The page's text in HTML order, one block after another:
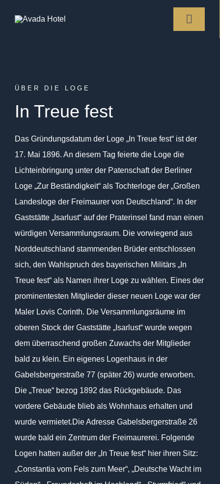
Toggle
Freimaurerei
Kontakt
ÜBER DIE LOGE
In Treue fest
Das Gründungsdatum der Loge „In Treue fest“ ist der
17. Mai 1896. An diesem Tag feierte die Loge die
Lichteinbringung unter der Patenschaft der Berliner
Loge „Zur Beständigkeit“ als Tochterloge der „Großen
Landesloge der Freimaurer von Deutschland“. In der
Gaststätte „Isarlust“ auf der Praterinsel fand man einen
würdigen Versammlungsraum. Die vorwiegend aus
Norddeutschland stammenden Brüder entschlossen
sich, den Wahlspruch des bayerischen Militärs „In
Treue fest“ als Namen ihrer Loge zu wählen. Eines der
prominentesten Mitglieder dieser neuen Loge war der
Maler Lovis Corinth. Die Versammlungsräume im
oberen Stock der Gaststätte „Isarlust“ wurde wegen
dem überraschend großen Zuwachs der Mitglieder
bald zu klein. Ein eigenes Logenhaus in der
Gabelsbergerstraße 77 (später 26) wurde erworben.
Die „Treue“ bezog 1892 das Rückgebäude. Das
vordere Gebäude blieb als Wohnhaus erhalten und
wurde vermietet.Die Adresse Gabelsbergerstraße 26
wurde bald ein Zentrum der Freimaurerei. Folgende
Logen hatten außer der „In Treue fest“ hier ihren Sitz:
„Constantia vom Fels zum Meer“, „Deutsche Wacht im